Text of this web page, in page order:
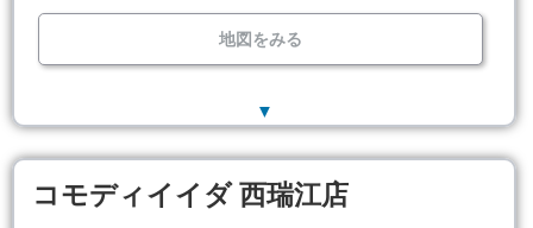
地図をみる
▼
コモディイイダ 西瑞江店